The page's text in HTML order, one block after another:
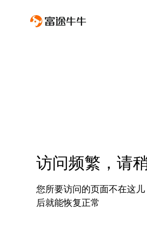
访问频繁，请
您所要访问的页面不在这
后就能恢复正常